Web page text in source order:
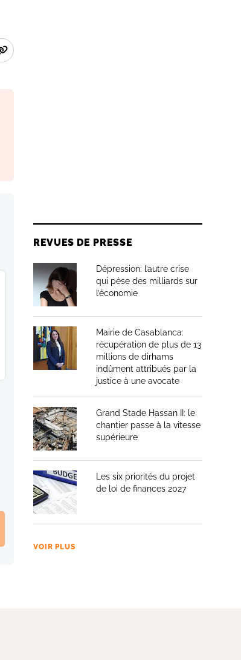
REVUES DE PRESSE
Dépression: l’autre crise
qui pèse des milliards sur
l’économie
Mairie de Casablanca:
récupération de plus de 13
millions de dirhams
indûment attribués par la
justice à une avocate
Grand Stade Hassan II: le
chantier passe à la vitesse
supérieure
Les six priorités du projet
de loi de finances 2027
VOIR PLUS